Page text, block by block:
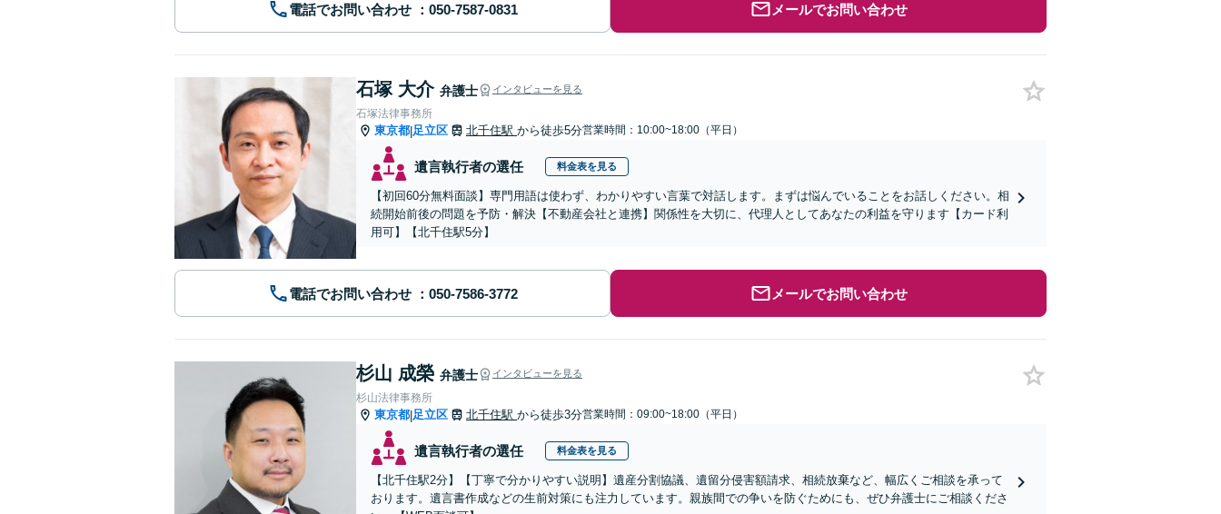
電話でお問い合わせ メールでお問い合わせ
石塚 大介 弁護士 インタビューを見る
石塚法律事務所
東京都|足立区 北千住駅 から徒歩5分営業時間：10:00~18:00（平日）
遺言執行者の選任 料金表を見る
【初回60分無料面談】専門用語は使わず、わかりやすい言葉で対話します。まずは悩んでいることをお話しください。相
続開始前後の問題を予防・解決【不動産会社と連携】関係性を大切に、代理人としてあなたの利益を守ります【カード利
用可】【北千住駅5分】
電話でお問い合わせ メールでお問い合わせ
杉山 成榮 弁護士 インタビューを見る
杉山法律事務所
東京都|足立区 北千住駅 から徒歩3分営業時間：09:00~18:00（平日）
遺言執行者の選任 料金表を見る
【北千住駅2分】【丁寧で分かりやすい説明】遺産分割協議、遺留分侵害額請求、相続放棄など、幅広くご相談を承って
おります。遺言書作成などの生前対策にも注力しています。親族間での争いを防ぐためにも、ぜひ弁護士にご相談くださ